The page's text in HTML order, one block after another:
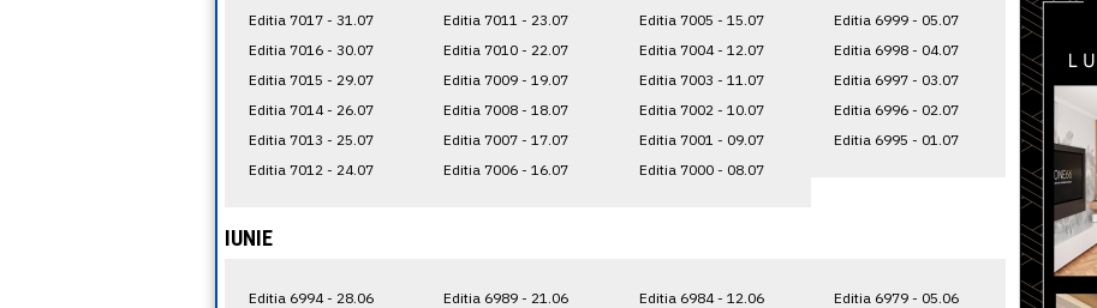
Editia 7017 - 31.07
Editia 7016 - 30.07
Editia 7015 - 29.07
Editia 7014 - 26.07
Editia 7013 - 25.07
Editia 7012 - 24.07
Editia 7011 - 23.07
Editia 7010 - 22.07
Editia 7009 - 19.07
Editia 7008 - 18.07
Editia 7007 - 17.07
Editia 7006 - 16.07
Editia 7005 - 15.07
Editia 7004 - 12.07
Editia 7003 - 11.07
Editia 7002 - 10.07
Editia 7001 - 09.07
Editia 7000 - 08.07
Editia 6999 - 05.07
Editia 6998 - 04.07
Editia 6997 - 03.07
Editia 6996 - 02.07
Editia 6995 - 01.07
IUNIE
Editia 6994 - 28.06
Editia 6989 - 21.06
Editia 6984 - 12.06
Editia 6979 - 05.06